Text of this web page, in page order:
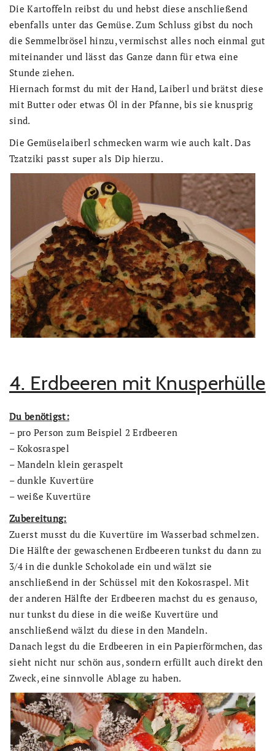
Die Kartoffeln reibst du und hebst diese anschließend
ebenfalls unter das Gemüse. Zum Schluss gibst du noch
die Semmelbrösel hinzu, vermischst alles noch einmal gut
miteinander und lässt das Ganze dann für etwa eine
Stunde ziehen.
Hiernach formst du mit der Hand, Laiberl und brätst diese
mit Butter oder etwas Öl in der Pfanne, bis sie knusprig
sind.
Die Gemüselaiberl schmecken warm wie auch kalt. Das
Tzatziki passt super als Dip hierzu.
4. Erdbeeren mit Knusperhülle
Du benötigst:
– pro Person zum Beispiel 2 Erdbeeren
– Kokosraspel
– Mandeln klein geraspelt
– dunkle Kuvertüre
– weiße Kuvertüre
Zubereitung:
Zuerst musst du die Kuvertüre im Wasserbad schmelzen.
Die Hälfte der gewaschenen Erdbeeren tunkst du dann zu
3/4 in die dunkle Schokolade ein und wälzt sie
anschließend in der Schüssel mit den Kokosraspel. Mit
der anderen Hälfte der Erdbeeren machst du es genauso,
nur tunkst du diese in die weiße Kuvertüre und
anschließend wälzt du diese in den Mandeln.
Danach legst du die Erdbeeren in ein Papierförmchen, das
sieht nicht nur schön aus, sondern erfüllt auch direkt den
Zweck, eine sinnvolle Ablage zu haben.